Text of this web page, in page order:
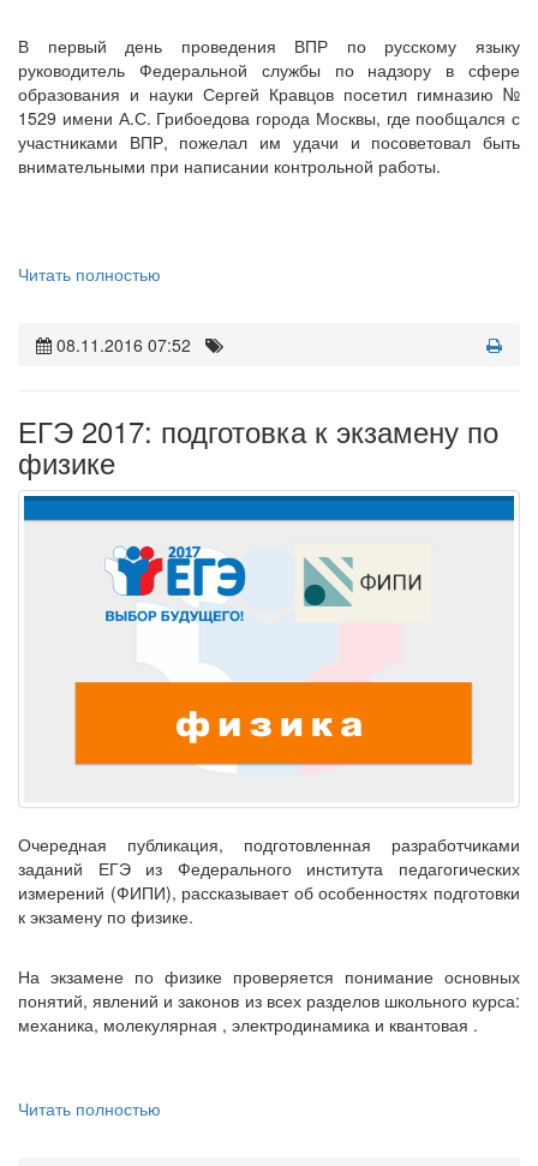
В первый день проведения ВПР по русскому языку
руководитель Федеральной службы по надзору в сфере
образования и науки Сергей Кравцов посетил гимназию №
1529 имени А.С. Грибоедова города Москвы, где пообщался с
участниками ВПР, пожелал им удачи и посоветовал быть
внимательными при написании контрольной работы.
Читать полностью
08.11.2016 07:52
ЕГЭ 2017: подготовка к экзамену по
физике
Очередная публикация, подготовленная разработчиками
заданий ЕГЭ из Федерального института педагогических
измерений (ФИПИ), рассказывает об особенностях подготовки
к экзамену по физике.
На экзамене по физике проверяется понимание основных
понятий, явлений и законов из всех разделов школьного курса:
механика, молекулярная , электродинамика и квантовая .
Читать полностью